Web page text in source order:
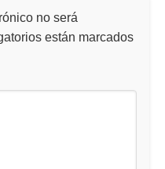
no será
están marcados